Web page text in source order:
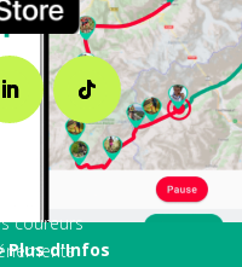
Plus d'Infos
coureurs